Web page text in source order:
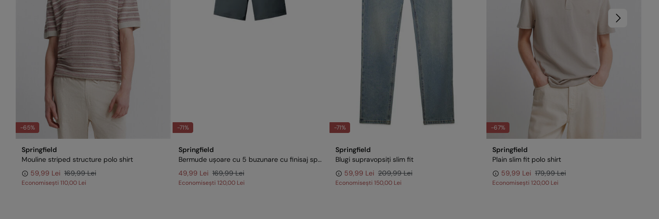
-65%
Springfield
Mouline striped structure polo shirt
59,99 Lei 169,99 Lei
Economisești 110,00 Lei
-71%
Springfield
Bermude ușoare cu 5 buzunare cu finisaj spălat regular fit
49,99 Lei 169,99 Lei
Economisești 120,00 Lei
-71%
Springfield
Blugi supravopsiți slim fit
59,99 Lei 209,99 Lei
Economisești 150,00 Lei
-67%
Springfield
Plain slim fit polo shirt
59,99 Lei 179,99 Lei
Economisești 120,00 Lei